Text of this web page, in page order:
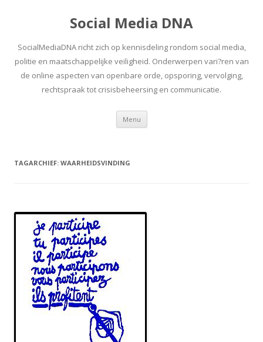
Social Media DNA
SocialMediaDNA richt zich op kennisdeling rondom social media,
politie en maatschappelijke veiligheid. Onderwerpen vari?ren van
de online aspecten van openbare orde, opsporing, vervolging,
rechtspraak tot crisisbeheersing en communicatie.
Menu Spring
inhoud
TAGARCHIEF: WAARHEIDSVINDING